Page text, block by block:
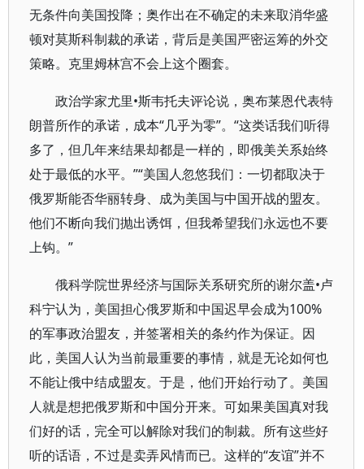
无条件向美国投降；奥作出在不确定的未来取消华盛
顿对莫斯科制裁的承诺，背后是美国严密运筹的外交
策略。克里姆林宫不会上这个圈套。
政治学家尤里•斯韦托夫评论说，奥布莱恩代表特
朗普所作的承诺，成本“几乎为零”。“这类话我们听得
多了，但几年来结果却都是一样的，即俄美关系始终
处于最低的水平。”“美国人忽悠我们：一切都取决于
俄罗斯能否华丽转身、成为美国与中国开战的盟友。
他们不断向我们抛出诱饵，但我希望我们永远也不要
上钩。”
俄科学院世界经济与国际关系研究所的谢尔盖•卢
科宁认为，美国担心俄罗斯和中国迟早会成为100%
的军事政治盟友，并签署相关的条约作为保证。因
此，美国人认为当前最重要的事情，就是无论如何也
不能让俄中结成盟友。于是，他们开始行动了。美国
人就是想把俄罗斯和中国分开来。可如果美国真对我
们好的话，完全可以解除对我们的制裁。所有这些好
听的话语，不过是卖弄风情而已。这样的“友谊”并不